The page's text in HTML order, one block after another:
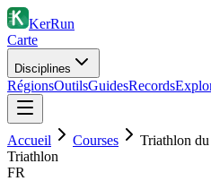
KerRun
Carte
Disciplines
RégionsOutilsGuidesRecords
Accueil Courses
Triathlon
Triathlon
FR